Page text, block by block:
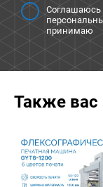
Соглашаюсь
принимаю
Также вас